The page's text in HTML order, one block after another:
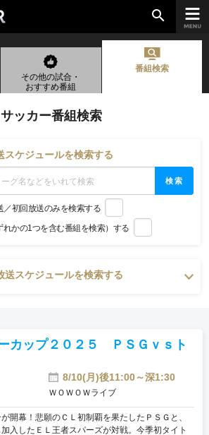
ルヴァンカップ
天皇杯
高円宮杯
UEFAチャンピオンズリーグ
Jリーグラボ
Jリーグクラブ応援番組
search
その他の試合・
おすすめ番組
番組検索
サッカー番組検索
スケジュールを検索する
検索
／初回放送のみを検索する
れかの1つを含む番組を検索）する
送スケジュールを検索する
カップ２０２５ ＰＳＧｖｓト
8/10(月)後11:00～深1:30
ＷＯＷＯＷライブ
開幕！悲願のＣＬ初制覇を果たしたＰＳＧと、
入したＥＬ王者スパーズが対戦。今季初タイト